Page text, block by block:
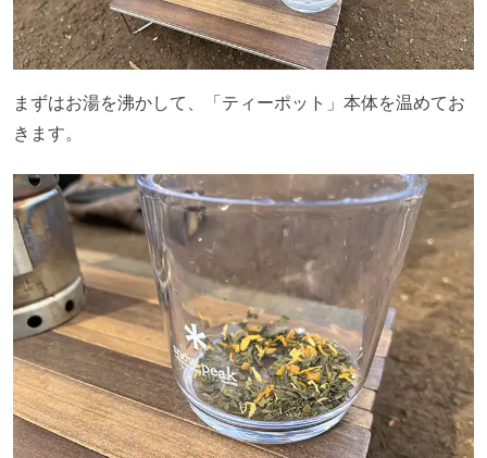
まずはお湯を沸かして、「ティーポット」本体を温めてお
きます。